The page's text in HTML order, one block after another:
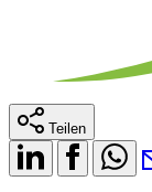
Teilen